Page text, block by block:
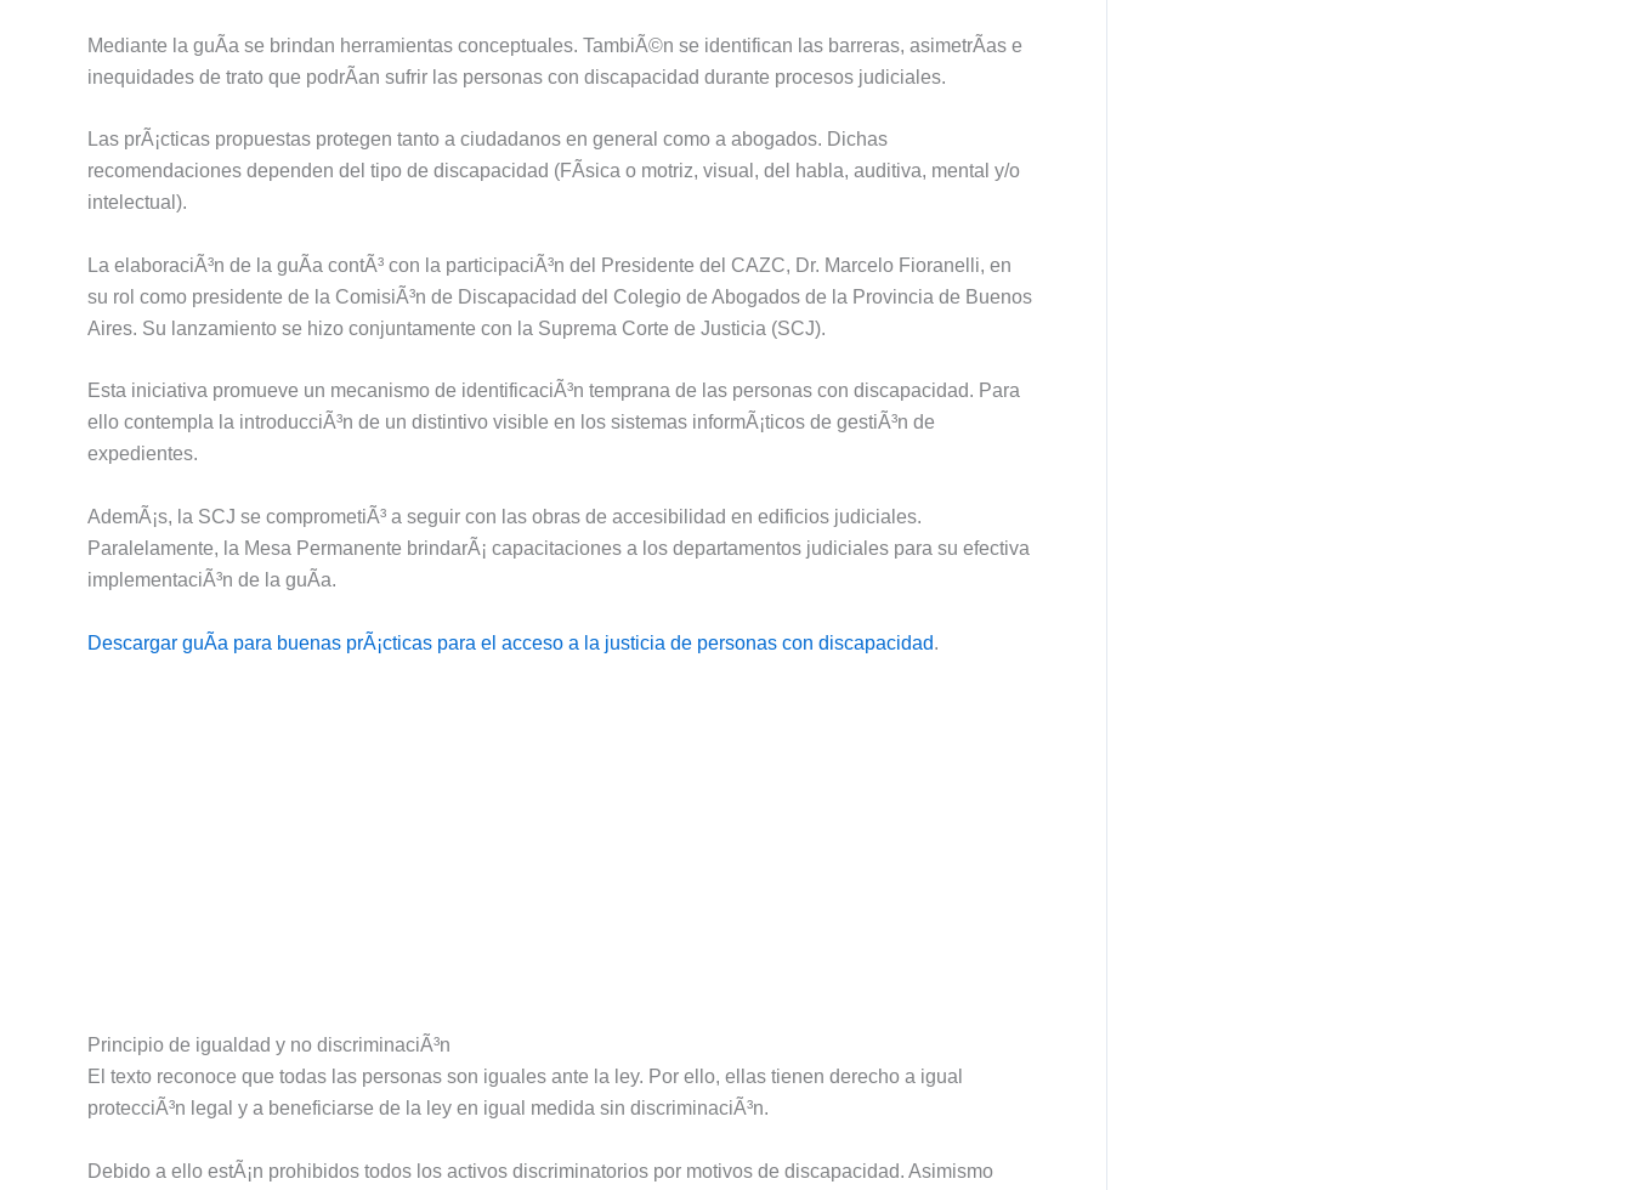
Mediante la guÃ­a se brindan herramientas conceptuales. TambiÃ©n se identifican las barreras, asimetrÃ­as e
inequidades de trato que podrÃ­an sufrir las personas con discapacidad durante procesos judiciales.
Las prÃ¡cticas propuestas protegen tanto a ciudadanos en general como a abogados. Dichas
recomendaciones dependen del tipo de discapacidad (FÃ­sica o motriz, visual, del habla, auditiva, mental y/o
intelectual).
La elaboraciÃ³n de la guÃ­a contÃ³ con la participaciÃ³n del Presidente del CAZC, Dr. Marcelo Fioranelli, en
su rol como presidente de la ComisiÃ³n de Discapacidad del Colegio de Abogados de la Provincia de Buenos
Aires. Su lanzamiento se hizo conjuntamente con la Suprema Corte de Justicia (SCJ).
Esta iniciativa promueve un mecanismo de identificaciÃ³n temprana de las personas con discapacidad. Para
ello contempla la introducciÃ³n de un distintivo visible en los sistemas informÃ¡ticos de gestiÃ³n de
expedientes.
AdemÃ¡s, la SCJ se comprometiÃ³ a seguir con las obras de accesibilidad en edificios judiciales.
Paralelamente, la Mesa Permanente brindarÃ¡ capacitaciones a los departamentos judiciales para su efectiva
implementaciÃ³n de la guÃ­a.
Descargar guÃ­a para buenas prÃ¡cticas para el acceso a la justicia de personas con discapacidad.
Principio de igualdad y no discriminaciÃ³n
El texto reconoce que todas las personas son iguales ante la ley. Por ello, ellas tienen derecho a igual
protecciÃ³n legal y a beneficiarse de la ley en igual medida sin discriminaciÃ³n.
Debido a ello estÃ¡n prohibidos todos los activos discriminatorios por motivos de discapacidad. Asimismo